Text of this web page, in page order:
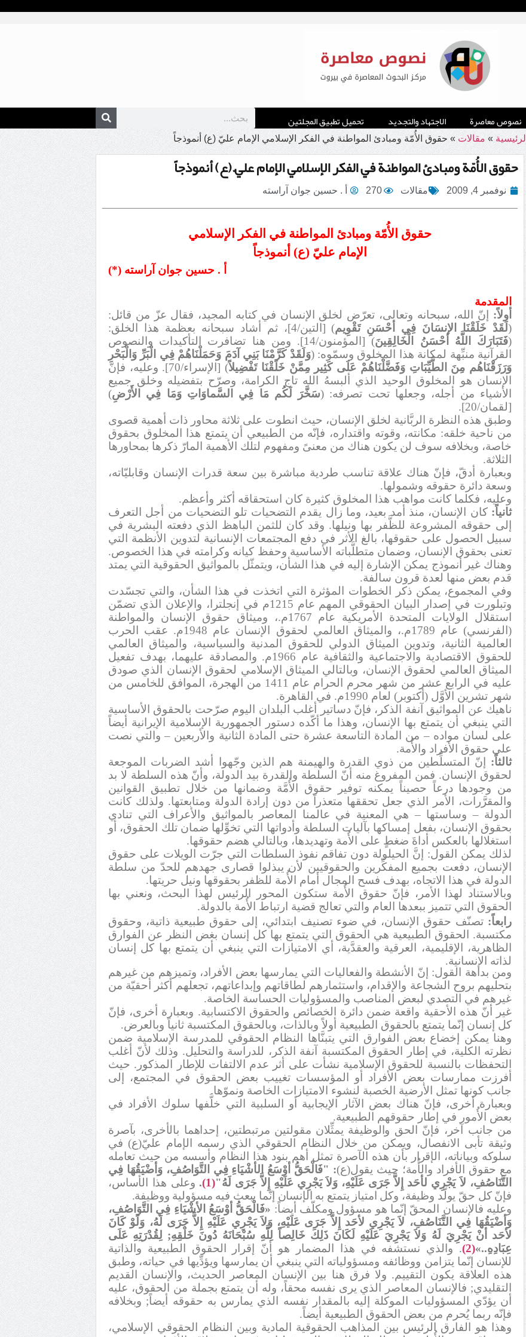
نصوص معاصرة الاجتهاد والتجديد تحميل تطبيق المجلتين
الرئيسية » مقالات» حقوق الأُمّة ومبادئ المواطنة في الفكر الإسلامي الإمام عليّ (ع) أنموذجاً
حقوق الأُمّة ومبادئ المواطنة في الفكر الإسلامي الإمام عليّ (ع) أنموذجاً
نوفمبر 4, 2009 مقالات 270 أ . حسين جوان آراسته
حقوق الأُمّة ومبادئ المواطنة في الفكر الإسلامي
الإمام عليّ (ع) أنموذجاً
أ . حسين جوان آراسته (*)
المقدمة
أولاً: إنّ الله، سبحانه وتعالى، تعرّض لخلق الإنسان في كتابه المجيد، فقال عزّ من قائل:
)لَقَدْ خَلَقْنَا الإنسَانَ فِي أحْسَنِ تَقْوِيم( [التين/4]، ثم أشاد سبحانه بعظمة هذا الخلق:
)فَتَبَارَكَ اللَّهُ أحْسَنُ الْخَالِقِينَ(
[المؤمنون/14]. ومن هنا تضافرت التأكيدات والنصوص
القرآنية منبِّهة لمكانة هذا المخلوق وسمّوه:)وَلَقَدْ كَرَّمْنَا بَنِي آدَمَ وَحَمَلْنَاهُمْ فِي الْبَرِّ وَالْبَحْرِ
وَرَزَقْنَاهُم مِنَ الطَّيِّبَاتِ وَفَضَّلْنَاهُمْ عَلَى كَثِير مِمَّنْ خَلَقْنَا تَفْضِيلاً(
[الإسراء/70]. وعليه، فإنّ
الإنسان هو المخلوق الوحيد الذي ألبسهُ الله تاج الكرامة، وصرّح بتفضيله وخلق جميع
الأشياء من أجله، وجعلها تحت تصرفه: )سَخَّرَ لَكُم مَا فِي السَّماوَاتِ وَمَا فِي الأَرْضِ(
[لقمان/20].
وطبق هذه النظرة الربَّانية لخلق الإنسان، حيث انطوت على ثلاثة محاور ذات أهمية قصوى
من ناحية خلقه: مكانته، وقوته واقتداره، فإنّه من الطبيعي أن يتمتع هذا المخلوق بحقوق
خاصة، وبخلافه سوف لن يكون هناك من معنىً ومفهوم لتلك الأهمية المارّ ذكرها بمحاورها
الثلاثة.
وبعبارة أدقّ، فإنّ هناك علاقة تناسب طردية مباشرة بين سعة قدرات الإنسان وقابليّاته،
وسعة دائرة حقوقه وشمولها.
وعليه، فكلما كانت مواهب هذا المخلوق كثيرة كان استحقاقه أكثر وأعظم.
ثانياً: كان الإنسان، منذ أمد بعيد، وما زال يقدم التضحيات تلو التضحيات من أجل التعرف
إلى حقوقه المشروعة للظَّفر بها ونيلها. وقد كان للثمن الباهظ الذي دفعته البشرية في
سبيل الحصول على حقوقها، بالغ الأثر في دفع المجتمعات الإنسانية لتدوين الأنظمة التي
تعنى بحقوق الإنسان، وضمان متطلَّباته الأساسية وحفظ كيانه وكرامته في هذا الخصوص.
وهناك غير أنموذج يمكن الإشارة إليه في هذا الشأن، ويتمثّل بالمواثيق الحقوقية التي يمتد
قدم بعض منها لعدة قرون سالفة.
وفي المجموع، يمكن ذكر الخطوات المؤثرة التي اتخذت في هذا الشأن، والتي تجسّدت
وتبلورت في إصدار البيان الحقوقي المهم عام 1215م في إنجلترا، والإعلان الذي تضمّن
استقلال الولايات المتحدة الأمريكية عام 1767م.، وميثاق حقوق الإنسان والمواطنة
(الفرنسي) عام 1789م.، والميثاق العالمي لحقوق الإنسان عام 1948م. عقب الحرب
العالمية الثانية، وتدوين الميثاق الدولي للحقوق المدنية والسياسية، والميثاق العالمي
للحقوق الاقتصادية والاجتماعية والثقافية عام 1966م. والمصادقة عليهما، بهدف تفعيل
الميثاق العالمي لحقوق الإنسان، وبالتالي الميثاق الإسلامي لحقوق الإنسان الذي صودق
عليه في الرابع عشر من شهر محرم الحرام عام 1411 من الهجرة، الموافق للخامس من
شهر تشرين الأوَّل (أكتوبر) لعام 1990م. في القاهرة.
ناهيك عن المواثيق آنفة الذكر، فإنّ دساتير أغلب البلدان اليوم صرّحت بالحقوق الأساسية
التي ينبغي أن يتمتع بها الإنسان، وهذا ما أكّده دستور الجمهورية الإسلامية الإيرانية أيضاً
على لسان مواده – من المادة التاسعة عشرة حتى المادة الثانية والأربعين – والتي نصت
على حقوق الأفراد والأُمة.
ثالثاً: إنّ المتسلِّطين من ذوي القدرة والهيمنة هم الذين وجّهوا أشد الضربات الموجعة
لحقوق الإنسان. فمن المفروغ منه أنّ السلطة والقدرة بيد الدولة، وأنّ هذه السلطة لا بد
من وجودها درعاً حصيناً يمكنه توفير حقوق الأُمَّة وضمانها من خلال تطبيق القوانين
والمقرَّرات، الأمر الذي جعل تحققها متعذراً من دون إرادة الدولة ومتابعتها. ولذلك كانت
الدولة – وساستها – هي المعنية في عالمنا المعاصر بالمواثيق والأعراف التي تنادي
بحقوق الإنسان، بفعل إمساكها بآليات السلطة وأدواتها التي تخوِّلها ضمان تلك الحقوق، أو
استغلالها بالعكس أداةَ ضغطٍ على الأُمة وتهديدها، وبالتالي هضم حقوقها.
لذلك يمكن القول: إنَّ الحيلولة دون تفاقم نفوذ السلطات التي جرّت الويلات على حقوق
الإنسان، دفعت بجميع المفكِّرين والحقوقيين لأن يبذلوا قصارى جهدهم للحدّ من سلطة
الدولة في هذا الاتجاه، بهدف فسح المجال أمام الأُمة للظفر بحقوقها ونيل حريتها.
وبالاستناد لهذا الأمر، فإنّ حقوق الأُمة ستكون المحور الرئيس لهذا البحث، ونعني بها
الحقوق التي تتميز ببعدها العام والتي تعالج قضية ارتباط الأُمة بالدولة.
رابعاً: تصنّف حقوق الإنسان، في ضوء تصنيف ابتدائي، إلى حقوق طبيعية ذاتية، وحقوق
مكتسبة. الحقوق الطبيعية هي الحقوق التي يتمتع بها كل إنسان بغض النظر عن الفوارق
الظاهرية، الإقليمية، العرقية والعقدَّية، أي الامتيازات التي ينبغي أن يتمتع بها كل إنسان
لذاته الإنسانية.
ومن بداهة القول: إنّ الأنشطة والفعاليات التي يمارسها بعض الأفراد، وتميزهم من غيرهم
بتحليهم بروح الشجاعة والإقدام، واستثمارهم لطاقاتهم وإبداعاتهم، تجعلهم أكثر أحقيّة من
غيرهم في التصدي لبعض المناصب والمسؤوليات الحساسة الخاصة.
غير أنّ هذه الأحقية واقعة ضمن دائرة الخصائص والحقوق الاكتسابية. وبعبارة أخرى، فإنّ
كل إنسان إنّما يتمتع بالحقوق الطبيعية أولاً وبالذات، وبالحقوق المكتسبة ثانياً وبالعرض.
وهنا يمكن إخضاع بعض الفوارق التي يتبنَّاها النظام الحقوقي للمدرسة الإسلامية ضمن
نظرته الكلية، في إطار الحقوق المكتسبة آنفة الذكر، للدراسة والتحليل. وذلك لأنّ أغلب
التحفظات بالنسبة للحقوق الإسلامية نشأت على أثر عدم الالتفات للإطار المذكور. حيث
أفرزت ممارسات بعض الأفراد أو المؤسسات تغييب بعض الحقوق في المجتمع، إلى
جانب كونها تمثل الأرضية الخصبة لنشوء الامتيازات الخاصة ونموّها.
وبعبارة أخرى، فإنّ هناك بعض الآثار الإيجابية أو السلبية التي خلَّفها سلوك الأفراد في
بعض الأُمور في إطار حقوقهم الطبيعية.
من جانب آخر، فإنّ الحق والوظيفة يمثِّلان مقولتين مرتبطتين، إحداهما بالأخرى، بآصرة
وثيقة تأبى الانفصال، ويمكن من خلال النظام الحقوقي الذي رسمه الإمام عليّ(ع) في
سلوكه وبياناته، الإقرار بأن هذه الآصرة تمثل أهم بنود هذا النظام وأسسه من حيث تعامله
مع حقوق الأفراد والأُمة؛ حيث يقول(ع): "فَالْحَقُّ أوْسَعُ الأشْيَاءِ فِي التَّوَاصُفِ، وَأضْيَقُهَا فِي
التَّنَاصُفِ، لاَ يَجْرِي لأحَد إِلاَّ جَرَى عَلَيْهِ، وَلاَ يَجْرِي عَلَيْهِ إِلاَّ جَرَى لَهُ"(1)
. وعلى هذا الأساس،
فإنّ كل حقّ يولّد وظيفة، وكل امتياز يتمتع به الإنسان إنّما يبعث فيه مسؤولية ووظيفة.
وعليه فالإنسان المحقّ إنّما هو مسؤول ومكلّف أيضاً: «فَالْحَقُّ أوْسَعُ الأشْيَاءِ فِي التَّوَاصُفِ،
وَأضْيَقُهَا فِي التَّنَاصُفِ، لاَ يَجْرِي لأحَد إِلاَّ جَرَى عَلَيْهِ، وَلاَ يَجْرِي عَلَيْهِ إِلاَّ جَرَى لَهُ، وَلَوْ كَانَ
لأحَد أنْ يَجْرِيَ لَهُ وَلاَ يَجْرِيَ عَلَيْهِ لَكَانَ ذَلِكَ خَالِصاً لِلَّهِ سُبْحَانَهُ دُونَ خَلْقِهِ; لِقُدْرَتِهِ عَلَى
عِبَادِهِ..»(2)
. والذي نستشفه في هذا المضمار هو أنّ إقرار الحقوق الطبيعية والذاتية
للإنسان إنّما يتزامن ووظائفه ومسؤولياته التي ينبغي أن يمارسها ويؤدِّيها في حياته، وطبق
هذه العلاقة يكون التقييم. ولا فرق هنا بين الإنسان المعاصر الحديث، والإنسان القديم
التقليدي; فالإنسان المعاصر الذي يرى نفسه محقاً، وله أن يتمتع بجملة من الحقوق، عليه
أن يؤدّي المسؤوليات الموكلة إليه بالمقدار نفسه الذي يمارس به حقوقه أيضاً; وبخلافه
فإنّه ربما يُحرم من بعض الحقوق الطبيعية أيضاً.
وهذا هو الفارق الرئيس بين المذاهب الحقوقية المادية وبين النظام الحقوقي الإسلامي،